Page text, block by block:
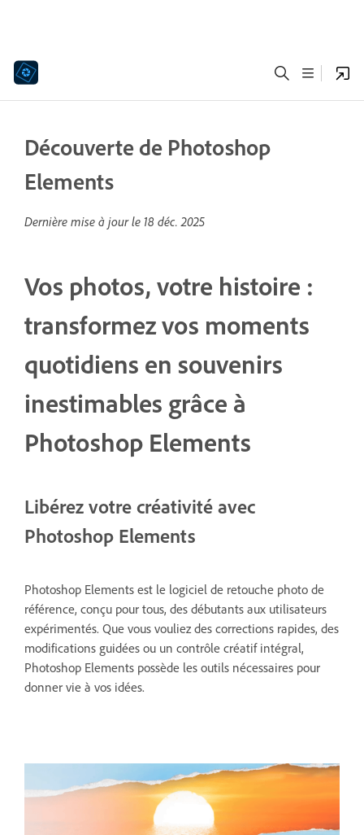
Découverte de Photoshop
Elements
Dernière mise à jour le 18 déc. 2025
Vos photos, votre histoire :
transformez vos moments
quotidiens en souvenirs
inestimables grâce à
Photoshop Elements
Libérez votre créativité avec
Photoshop Elements
Photoshop Elements est le logiciel de retouche photo de
référence, conçu pour tous, des débutants aux utilisateurs
expérimentés. Que vous vouliez des corrections rapides, des
modifications guidées ou un contrôle créatif intégral,
Photoshop Elements possède les outils nécessaires pour
donner vie à vos idées.